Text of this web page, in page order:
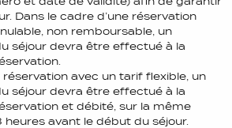
Dans le cadre d’une réservation
non remboursable, un
séjour devra être effectué à la
réservation avec un tarif flexible, un
séjour devra être effectué à la
et débité, sur la même
avant le début du séjour.